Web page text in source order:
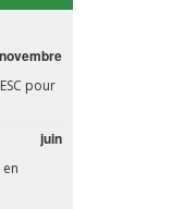
novembre
pour
juin